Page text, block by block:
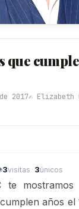
que
2017✍️ Elizabeth
3visitas · 3únicos
te
años el